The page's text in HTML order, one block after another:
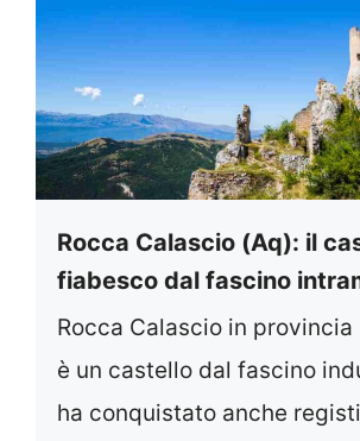
Rocca Calascio (Aq): il
fiabesco dal fascino
Rocca Calascio in provincia
è un castello dal fascino
ha conquistato anche